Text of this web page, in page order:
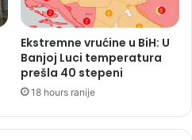
Ekstremne vrućine u BiH: U
Banjoj Luci temperatura
prešla 40 stepeni
18 hours ranije